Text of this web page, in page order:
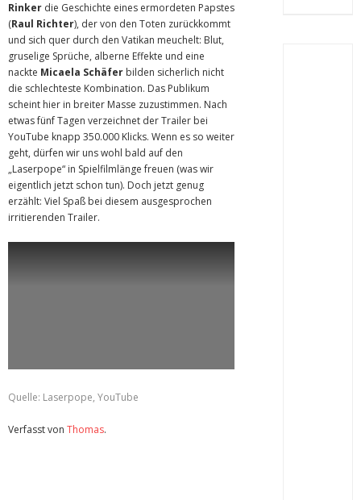
Rinker die Geschichte eines ermordeten Papstes
(Raul Richter), der von den Toten zurückkommt
und sich quer durch den Vatikan meuchelt: Blut,
gruselige Sprüche, alberne Effekte und eine
nackte Micaela Schäfer bilden sicherlich nicht
die schlechteste Kombination. Das Publikum
scheint hier in breiter Masse zuzustimmen. Nach
etwas fünf Tagen verzeichnet der Trailer bei
YouTube knapp 350.000 Klicks. Wenn es so weiter
geht, dürfen wir uns wohl bald auf den
„Laserpope“ in Spielfilmlänge freuen (was wir
eigentlich jetzt schon tun). Doch jetzt genug
erzählt: Viel Spaß bei diesem ausgesprochen
irritierenden Trailer.
Quelle: Laserpope, YouTube
Verfasst von Thomas.